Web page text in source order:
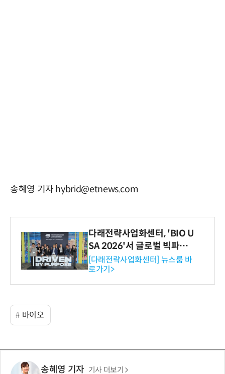
송혜영 기자 hybrid@etnews.com
다래전략사업화센터, 'BIO U
SA 2026'서 글로벌 빅파마
와의 비즈니스 미팅 지원…K
-바이오 해외 진출 교두보 확
보
[다래전략사업화센터] 뉴스룸 바
로가기>
바이오
송혜영 기자 기사 더보기